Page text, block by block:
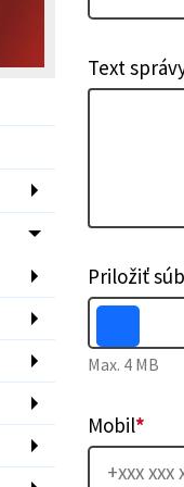
Text
Priložiť
Max. 4 MB
Mobil*